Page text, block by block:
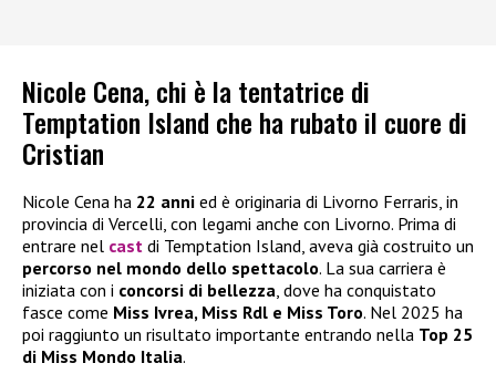
Nicole Cena, chi è la tentatrice di
Temptation Island che ha rubato il cuore di
Cristian
Nicole Cena ha 22 anni ed è originaria di Livorno Ferraris, in
provincia di Vercelli, con legami anche con Livorno. Prima di
entrare nel cast di Temptation Island, aveva già costruito un
percorso nel mondo dello spettacolo. La sua carriera è
iniziata con i concorsi di bellezza , dove ha conquistato
fasce come Miss Ivrea, Miss Rdl e Miss Toro. Nel 2025 ha
poi raggiunto un risultato importante entrando nella Top 25
di Miss Mondo Italia.